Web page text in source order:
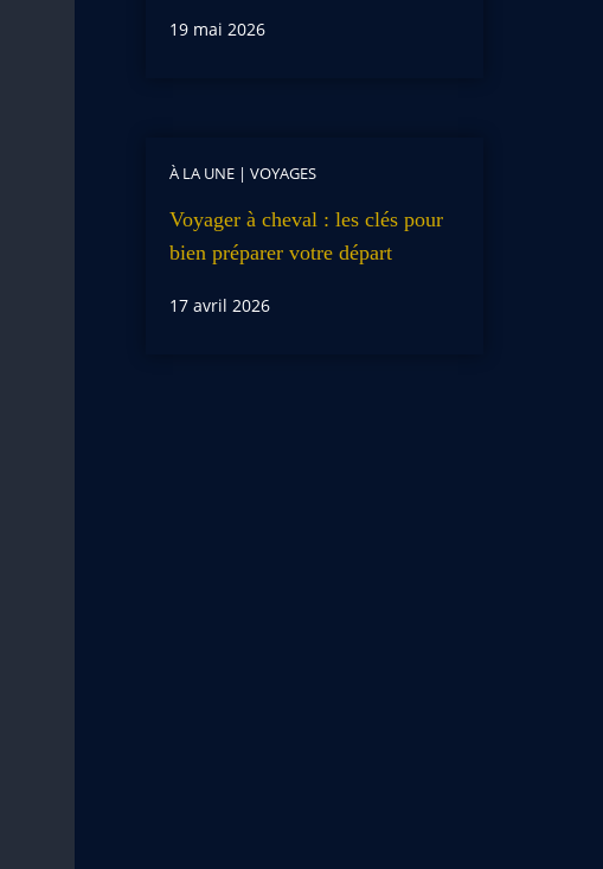
19 mai 2026
À LA UNE| VOYAGES
Voyager à cheval : les clés pour
bien préparer votre départ
17 avril 2026